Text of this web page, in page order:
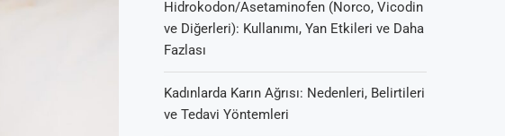
Hidrokodon/Asetaminofen (Norco, Vicodin
ve Diğerleri): Kullanımı, Yan Etkileri ve Daha
Fazlası
Kadınlarda Karın Ağrısı: Nedenleri, Belirtileri
ve Tedavi Yöntemleri